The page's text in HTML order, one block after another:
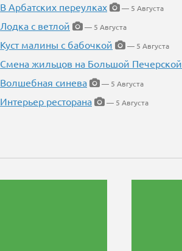
В Арбатских переулках
— 5 Августа
Лодка с ветлой
— 5 Августа
Куст малины с бабочкой
— 5 Августа
Смена жильцов на Большой Печерской
Волшебная синева
— 5 Августа
Интерьер ресторана — 5 Августа